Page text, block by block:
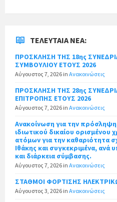
ΤΕΛΕΥΤΑΊΑ ΝΈΑ:
ΠΡΟΣΚΛΗΣΗ ΤΗΣ 18ης
ΣΥΜΒΟΥΛΙΟΥ ΕΤΟΥΣ 2026
Αύγουστος 7, 2026 in Ανακοινώσεις
ΠΡΟΣΚΛΗΣΗ ΤΗΣ 28ης
ΕΠΙΤΡΟΠΗΣ ΕΤΟΥΣ 2026
Αύγουστος 7, 2026 in Ανακοινώσεις
Ανακοίνωση για την
ιδιωτικού δικαίου ορισμένου
ατόμων για την καθαριότητα
Ιθάκης και συγκεκριμένα, ανά
και διάρκεια σύμβασης.
Αύγουστος 7, 2026 in Ανακοινώσεις
ΣΤΑΘΜΟΙ ΦΟΡΤΙΣΗΣ
Αύγουστος 3, 2026 in Ανακοινώσεις